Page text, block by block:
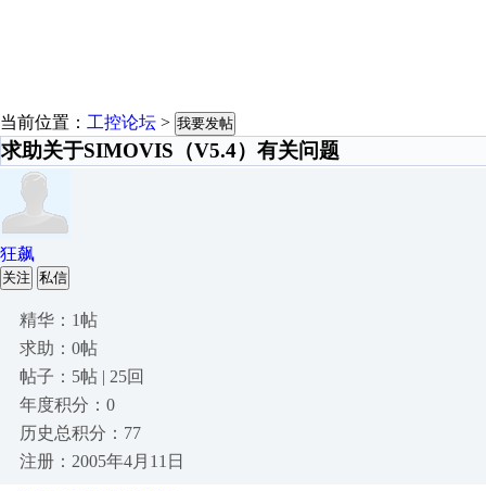
当前位置： 工控论坛 > 我要发帖
求助关于SIMOVIS（V5.4）有关问题
狂飙
关注 私信
精华：1帖
求助：0帖
帖子：5帖 | 25回
年度积分：0
历史总积分：77
注册：2005年4月11日